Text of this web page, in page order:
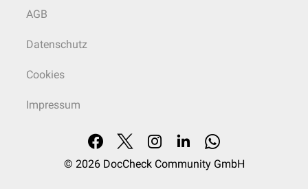
AGB
Datenschutz
Cookies
Impressum
© 2026 DocCheck Community GmbH